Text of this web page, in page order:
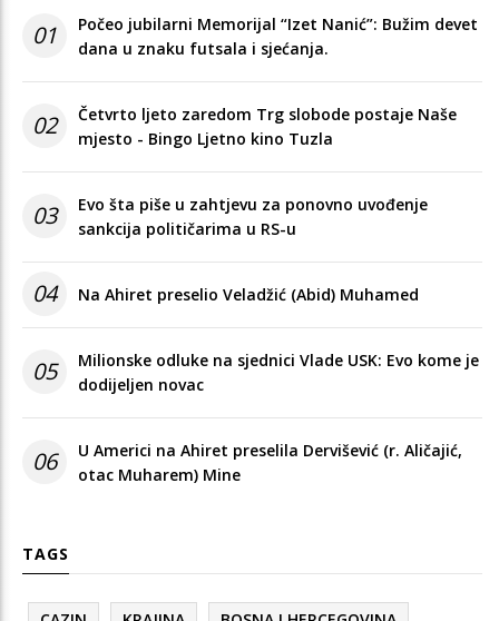
01
Počeo jubilarni Memorijal “Izet Nanić”: Bužim devet
dana u znaku futsala i sjećanja.
02
Četvrto ljeto zaredom Trg slobode postaje Naše
mjesto - Bingo Ljetno kino Tuzla
03
Evo šta piše u zahtjevu za ponovno uvođenje
sankcija političarima u RS-u
04 Na Ahiret preselio Veladžić (Abid) Muhamed
05
Milionske odluke na sjednici Vlade USK: Evo kome je
dodijeljen novac
06
U Americi na Ahiret preselila Dervišević (r. Aličajić,
otac Muharem) Mine
TAGS